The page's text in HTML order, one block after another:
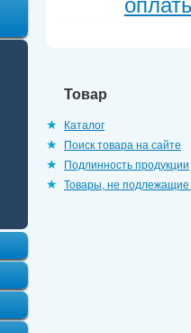
Товар
Каталог
Поиск товара на сайте
Подлинность продукции
Товары, не подлежащие